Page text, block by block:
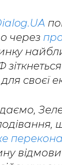
через
своєї